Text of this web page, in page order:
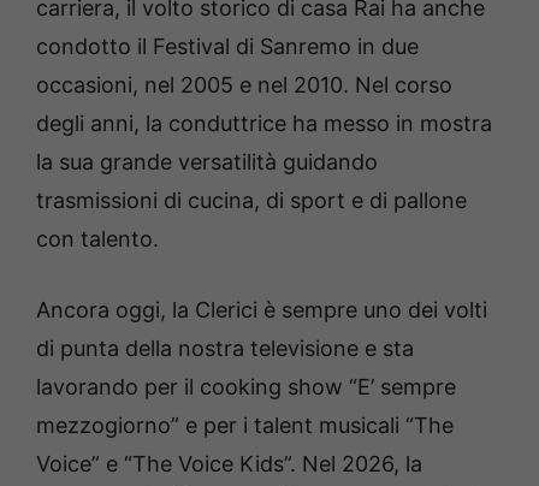
carriera, il volto storico di casa Rai ha anche
condotto il Festival di Sanremo in due
occasioni, nel 2005 e nel 2010. Nel corso
degli anni, la conduttrice ha messo in mostra
la sua grande versatilità guidando
trasmissioni di cucina, di sport e di pallone
con talento.
Ancora oggi, la Clerici è sempre uno dei volti
di punta della nostra televisione e sta
lavorando per il cooking show “E’ sempre
mezzogiorno” e per i talent musicali “The
Voice” e “The Voice Kids”. Nel 2026, la